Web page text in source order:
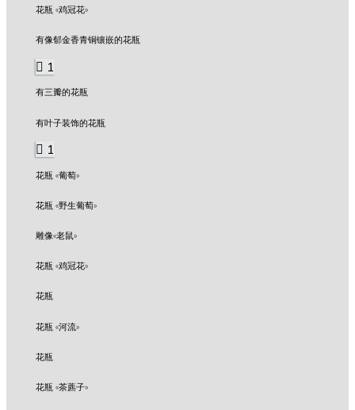
花瓶 «鸡冠花»
有像郁金香青铜镶嵌的花瓶
1
有三瓣的花瓶
有叶子装饰的花瓶
1
花瓶 «葡萄»
花瓶 «野生葡萄»
雕像«老鼠»
花瓶 «鸡冠花»
花瓶
花瓶 «河流»
花瓶
花瓶 «茶藨子»